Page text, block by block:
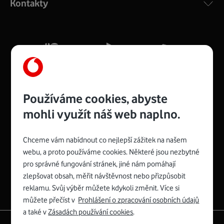
silný signál pro celou domácnost. Kompaktní rozměry 21
Více o COMPAL CH7465VF
Zyxel VMG8623-T50B:
Rozměry modemu jsou 16 x 22 x 7,5 cm (včetně stojánku)
a nabízí 4 gigabitové LAN porty a bezdrátové připojení Wi-
Fi ve verzích 802.11 b/g/n/ac pro frekvenci 2,4 GHz a
Spojte se s Vodafonem
Kontakty
Používáme cookies, abyste
mohli využít náš web naplno.
Chceme vám nabídnout co nejlepší zážitek na našem
webu, a proto používáme cookies. Některé jsou nezbytné
pro správné fungování stránek, jiné nám pomáhají
zlepšovat obsah, měřit návštěvnost nebo přizpůsobit
reklamu. Svůj výběr můžete kdykoli změnit. Více si
můžete přečíst v Prohlášení o zpracování osobních údajů
a také vZásadách používání cookies.